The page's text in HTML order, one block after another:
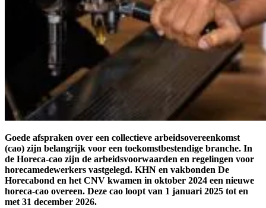
Goede afspraken over een collectieve arbeidsovereenkomst
(cao) zijn belangrijk voor een toekomstbestendige branche. In
de Horeca-cao zijn de arbeidsvoorwaarden en regelingen voor
horecamedewerkers vastgelegd. KHN en vakbonden De
Horecabond en het CNV kwamen in oktober 2024 een nieuwe
horeca-cao overeen. Deze cao loopt van 1 januari 2025 tot en
met 31 december 2026.